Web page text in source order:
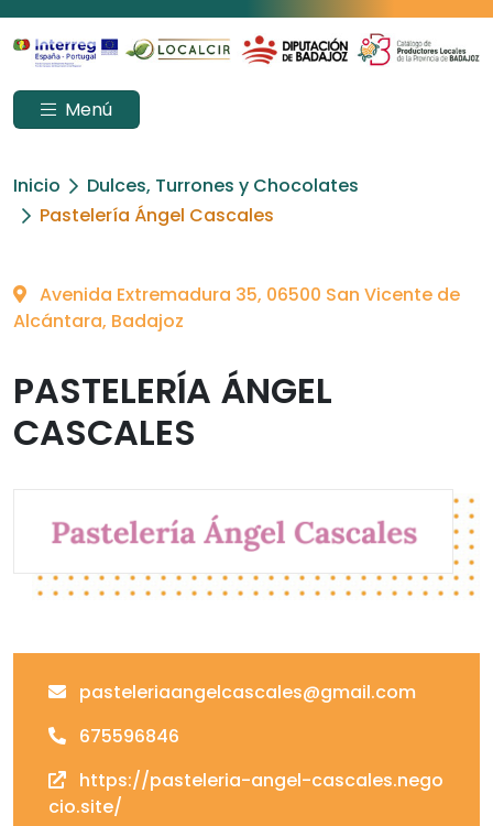
Menú
Inicio
Dulces, Turrones y Chocolates
Pastelería Ángel Cascales
Avenida Extremadura 35, 06500 San Vicente de
Alcántara, Badajoz
PASTELERÍA ÁNGEL
CASCALES
pasteleriaangelcascales@gmail.com
675596846
https://pasteleria-angel-cascales.nego
cio.site/